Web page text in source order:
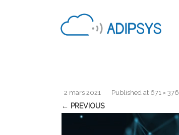
Published
2 mars 2021 at 671 × 376
← PREVIOUS